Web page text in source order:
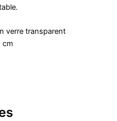
verre transparent
cm